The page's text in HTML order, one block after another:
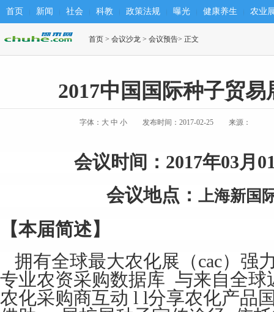
首页 新闻 社会 科教 政策法规 曝光 健康养生 农业
首页 > 会议沙龙 > 会议预告> 正文
2017中国国际种子贸易
字体： 大 中 小 发布时间：2017-02-25 来源：
会议时间：2017年03月
会议地点： 上海新国
【本届简述】
拥有全球最大农化展（cac）强
专业农资采购数据库 与来自全球
农化采购商互动 l l分享农化产品